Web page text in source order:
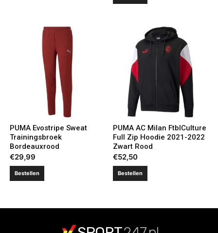
PUMA Evostripe Sweat
Trainingsbroek
Bordeauxrood
€29,99
Bestellen
PUMA AC Milan FtblCulture
Full Zip Hoodie 2021-2022
Zwart Rood
€52,50
Bestellen